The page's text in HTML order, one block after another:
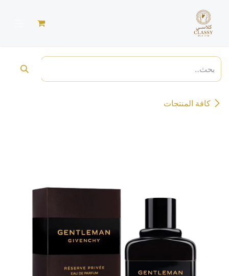
كافة المنتجات